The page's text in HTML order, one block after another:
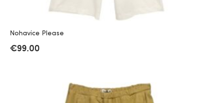
Nohavice Please
€99.00